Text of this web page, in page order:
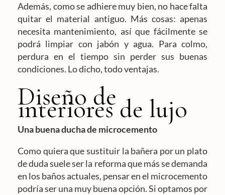
Además, como se adhiere muy bien, no hace falta
quitar el material antiguo. Más cosas: apenas
necesita mantenimiento, así que fácilmente se
podrá limpiar con jabón y agua. Para colmo,
perdura en el tiempo sin perder sus buenas
condiciones. Lo dicho, todo ventajas.
Diseño de
interiores de lujo
Una buena ducha de microcemento
Como quiera que sustituir la bañera por un plato
de duda suele ser la reforma que más se demanda
en los baños actuales, pensar en el microcemento
podría ser una muy buena opción. Si optamos por